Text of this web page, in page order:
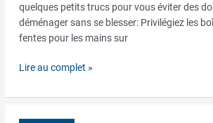
quelques petits trucs pour vous éviter des
déménager sans se blesser: Privilégiez les
fentes pour les mains sur
Lire au complet »